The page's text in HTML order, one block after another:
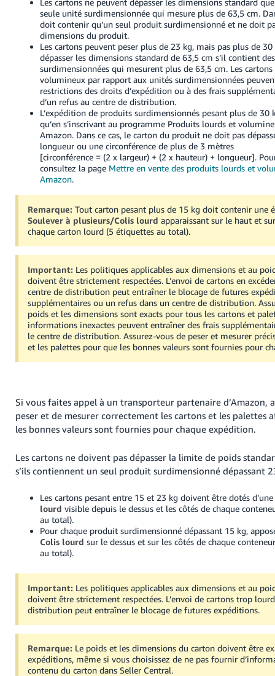
seule unité surdimensionnée qui mesure plus de 63,5 cm.
doit contenir qu’un seul produit surdimensionné et ne doit
dimensions du produit.
Les cartons peuvent peser plus de 23 kg, mais pas plus de
dépasser les dimensions standard de 63,5 cm s’il contient
surdimensionnées qui mesurent plus de 63,5 cm. Les
volumineux par rapport aux unités surdimensionnées
restrictions des droits d’expédition ou à des frais
d’un refus au centre de distribution.
L’expédition de produits surdimensionnés pesant plus de 30
qu’en s’inscrivant au programme Produits lourds et
Amazon. Dans ce cas, le carton du produit ne doit pas
longueur ou une circonférence de plus de 3 mètres
[circonférence = (2 x largeur) + (2 x hauteur) + longueur].
consultez la page Mettre en vente des produits lourds et
Amazon.
Remarque:Tout carton pesant plus de 15 kg doit contenir une
Soulever à plusieurs/Colis lourd apparaissant sur le haut et
chaque carton lourd (5 étiquettes au total).
Important: Les politiques applicables aux dimensions et au
doivent être strictement respectées. L’envoi de cartons en
centre de distribution peut entraîner le blocage de futures
supplémentaires ou un refus dans un centre de distribution.
poids et les dimensions sont exacts pour tous les cartons et
informations inexactes peuvent entraîner des frais
le centre de distribution. Assurez-vous de peser et mesurer
et les palettes pour que les bonnes valeurs sont fournies pour
Si vous faites appel à un transporteur partenaire d’Amazon,
peser et de mesurer correctement les cartons et les palettes
les bonnes valeurs sont fournies pour chaque expédition.
Les cartons ne doivent pas dépasser la limite de poids
s’ils contiennent un seul produit surdimensionné dépassant
Les cartons pesant entre 15 et 23 kg doivent être dotés
lourd visible depuis le dessus et les côtés de chaque
au total).
Pour chaque produit surdimensionné dépassant 15 kg,
Colis lourd sur le dessus et sur les côtés de chaque
au total).
Important: Les politiques applicables aux dimensions et au
doivent être strictement respectées. L’envoi de cartons trop
distribution peut entraîner le blocage de futures expéditions.
Remarque: Le poids et les dimensions du carton doivent être
expéditions, même si vous choisissez de ne pas fournir
contenu du carton dans Seller Central.